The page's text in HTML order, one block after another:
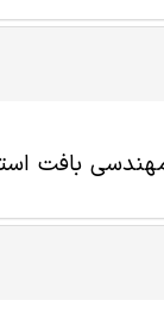
مهندسی بافت